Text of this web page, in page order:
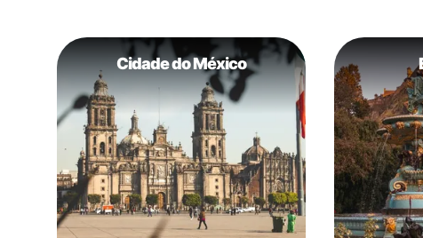
Cidade do México